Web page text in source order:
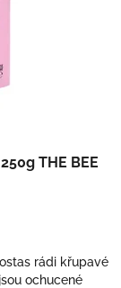
THE BEE
rádi křupavé
ochucené